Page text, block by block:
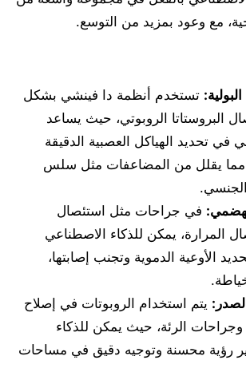
مع وعود بمزيد من التوسع.
تستخدم أنظمة دا فينشي بشكل
البروستاتا الروبوتي، حيث يساعد
في تحديد الهياكل العصبية الدقيقة
مما يقلل من المضاعفات مثل سلس
في جراحات مثل استئصال
المرارة، يمكن للذكاء الاصطناعي
الأوعية الدموية وتجنب إصابتها،
يتم استخدام الروبوتات في إصلاح
الرئة، حيث يمكن للذكاء
رؤية محسنة وتوجيه دقيق في مساحات